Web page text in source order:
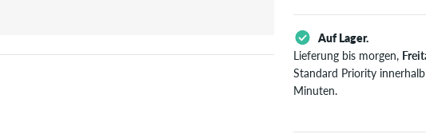
Auf Lager.
Lieferung bis morgen,
Standard Priority
Minuten.